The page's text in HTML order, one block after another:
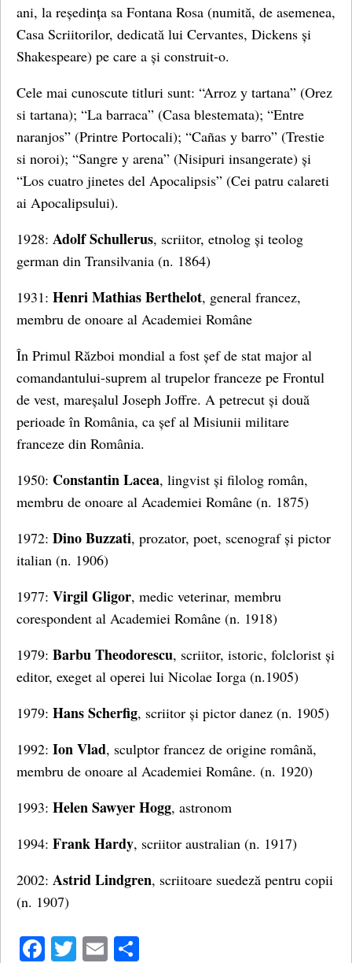
ani, la reședința sa Fontana Rosa (numită, de asemenea,
Casa Scriitorilor, dedicată lui Cervantes, Dickens și
Shakespeare) pe care a și construit-o.
Cele mai cunoscute titluri sunt: “Arroz y tartana” (Orez
si tartana); “La barraca” (Casa blestemata); “Entre
naranjos” (Printre Portocali); “Cañas y barro” (Trestie
si noroi); “Sangre y arena” (Nisipuri insangerate) și
“Los cuatro jinetes del Apocalipsis” (Cei patru calareti
ai Apocalipsului).
1928: Adolf Schullerus, scriitor, etnolog și teolog
german din Transilvania (n. 1864)
1931: Henri Mathias Berthelot, general francez,
membru de onoare al Academiei Române
În Primul Război mondial a fost șef de stat major al
comandantului-suprem al trupelor franceze pe Frontul
de vest, mareșalul Joseph Joffre. A petrecut și două
perioade în România, ca șef al Misiunii militare
franceze din România.
1950: Constantin Lacea, lingvist și filolog român,
membru de onoare al Academiei Române (n. 1875)
1972: Dino Buzzati, prozator, poet, scenograf și pictor
italian (n. 1906)
1977: Virgil Gligor, medic veterinar, membru
corespondent al Academiei Române (n. 1918)
1979: Barbu Theodorescu, scriitor, istoric, folclorist și
editor, exeget al operei lui Nicolae Iorga (n.1905)
1979: Hans Scherfig, scriitor și pictor danez (n. 1905)
1992: Ion Vlad, sculptor francez de origine română,
membru de onoare al Academiei Române. (n. 1920)
1993: Helen Sawyer Hogg, astronom
1994: Frank Hardy, scriitor australian (n. 1917)
2002: Astrid Lindgren, scriitoare suedeză pentru copii
(n. 1907)
Facebook
Twitter
Email